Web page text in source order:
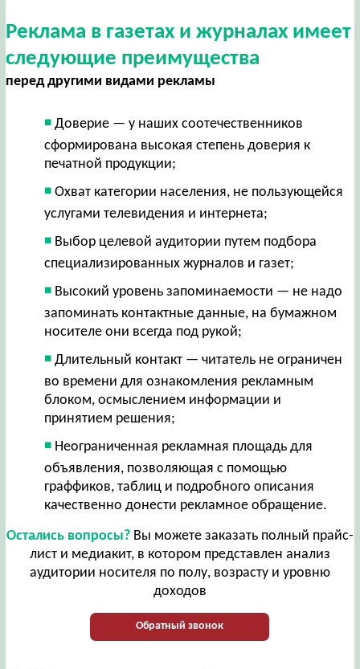
Реклама в газетах и журналах имеет
следующие преимущества
перед другими видами рекламы
Доверие — у наших соотечественников
сформирована высокая степень доверия к
печатной продукции;
Охват категории населения, не пользующейся
услугами телевидения и интернета;
Выбор целевой аудитории путем подбора
специализированных журналов и газет;
Высокий уровень запоминаемости — не надо
запоминать контактные данные, на бумажном
носителе они всегда под рукой;
Длительный контакт — читатель не ограничен
во времени для ознакомления рекламным
блоком, осмыслением информации и
принятием решения;
Неограниченная рекламная площадь для
объявления, позволяющая с помощью
граффиков, таблиц и подробного описания
качественно донести рекламное обращение.
Остались вопросы?Вы можете заказать полный прайс-
лист и медиакит, в котором представлен анализ
аудитории носителя по полу, возрасту и уровню
доходов
Обратный звонок